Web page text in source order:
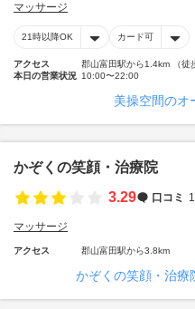
マッサージ
21時以降OK カード可
アクセス
郡山富田駅から1.4km （徒
本日の営業状況 10:00〜22:00
美操空間のオ
かぞくの笑顔・治療院
3.29
口コミ
マッサージ
アクセス 郡山富田駅から3.8km
かぞくの笑顔・治療